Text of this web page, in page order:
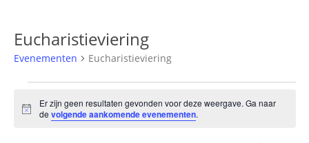
Eucharistieviering
Evenementen Eucharistieviering
Bericht
Er zijn geen resultaten gevonden voor deze weergave. Ga naar
devolgende aankomende evenementen.